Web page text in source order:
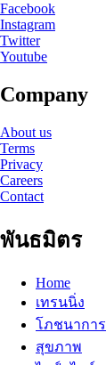
Facebook
Instagram
Twitter
Youtube
Company
About us
Terms
Privacy
Careers
Contact
พันธมิตร
Home
เทรนนิ่ง
โภชนาการ
สุขภาพ